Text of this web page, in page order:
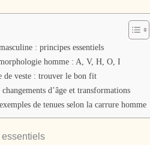
: principes essentiels
homme : A, V, H, O, I
de veste : trouver le bon fit
d’âge et transformations
de tenues selon la carrure homme
essentiels